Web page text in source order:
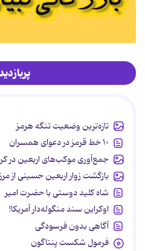
تازه‌ترین وضعیت تنگه هرمز
۱۰ خط قرمز در دعوای همسران
جمع‌آوری موکب‌های اربعین در
بازگشت زوار اربعین حسینی از
شاه کلید دوستی با حضرت امیر
اوکراین سند منگوله‌دار آمریکا!
آگاهی بدون فرسودگی
فرمول شکست پنتاگون